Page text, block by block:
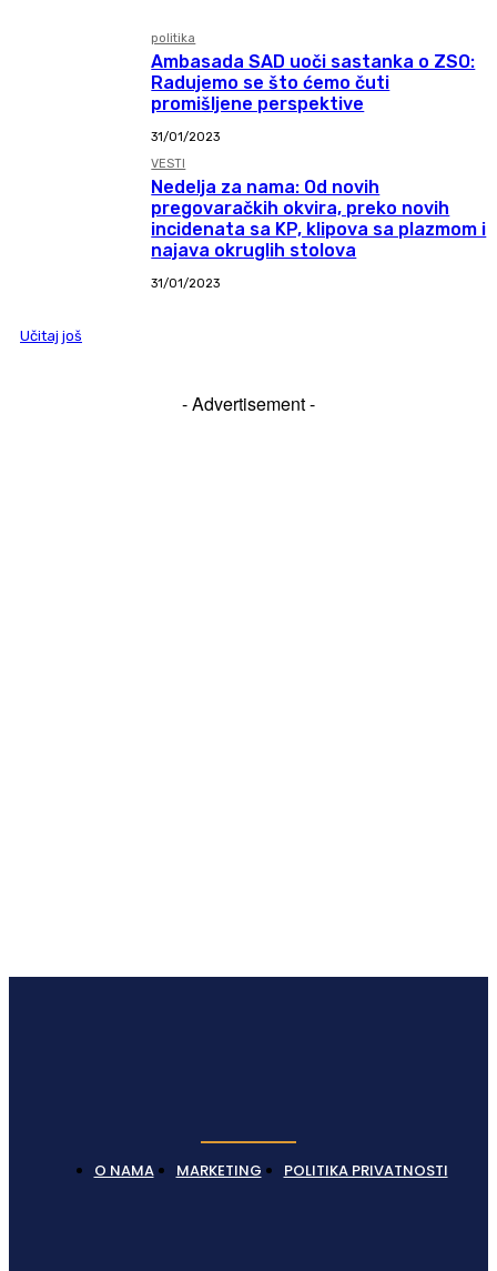
politika
Ambasada SAD uoči sastanka o ZSO:
Radujemo se što ćemo čuti
promišljene perspektive
31/01/2023
VESTI
Nedelja za nama: Od novih
pregovaračkih okvira, preko novih
incidenata sa KP, klipova sa plazmom i
najava okruglih stolova
31/01/2023
Učitaj još
- Advertisement -
O NAMA MARKETING POLITIKA PRIVATNOSTI